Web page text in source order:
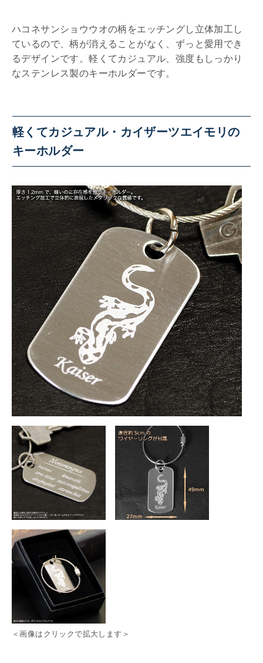
ハコネサンショウウオの柄をエッチングし立体加工し
ているので、柄が消えることがなく、ずっと愛用でき
るデザインです。軽くてカジュアル、強度もしっかり
なステンレス製のキーホルダーです。
軽くてカジュアル・カイザーツエイモリの
キーホルダー
＜画像はクリックで拡大します＞